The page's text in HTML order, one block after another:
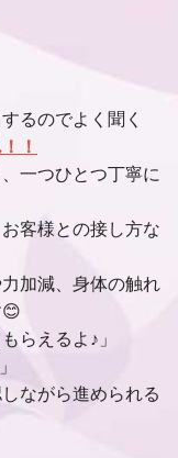
るのでよく聞く
！
一つひとつ丁寧に
客様との接し方な
加減、身体の触れ
らえるよ♪」
ながら進められる